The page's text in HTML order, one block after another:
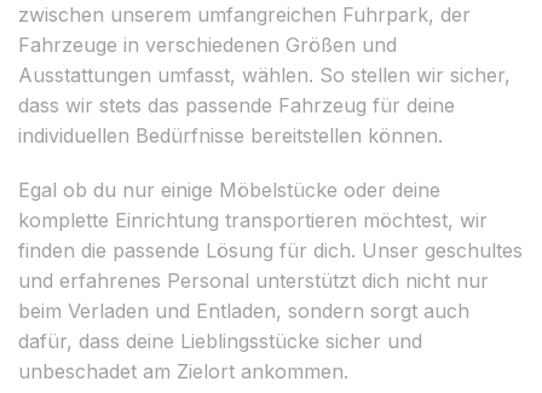
zwischen unserem umfangreichen Fuhrpark, der
Fahrzeuge in verschiedenen Größen und
Ausstattungen umfasst, wählen. So stellen wir sicher,
dass wir stets das passende Fahrzeug für deine
individuellen Bedürfnisse bereitstellen können.
Egal ob du nur einige Möbelstücke oder deine
komplette Einrichtung transportieren möchtest, wir
finden die passende Lösung für dich. Unser geschultes
und erfahrenes Personal unterstützt dich nicht nur
beim Verladen und Entladen, sondern sorgt auch
dafür, dass deine Lieblingsstücke sicher und
unbeschadet am Zielort ankommen.